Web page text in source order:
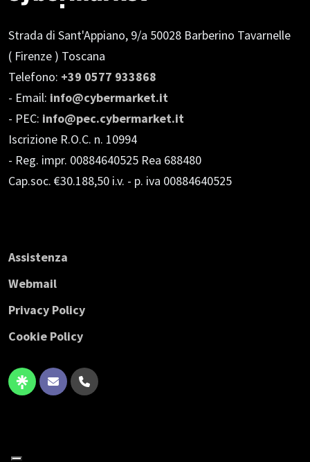
Strada di Sant'Appiano, 9/a 50028 Barberino Tavarnelle
( Firenze ) Toscana
Telefono: +39 0577 933868
- Email: info@cybermarket.it
- PEC: info@pec.cybermarket.it
Iscrizione R.O.C. n. 10994
- Reg. impr. 00884640525 Rea 688480
Cap.soc. €30.188,50 i.v. - p. iva 00884640525
Assistenza
Webmail
Privacy Policy
Cookie Policy